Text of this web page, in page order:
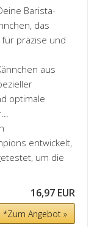
Barista-
das
präzise und
aus
optimale
entwickelt,
um die
16,97 EUR
*Zum Angebot »